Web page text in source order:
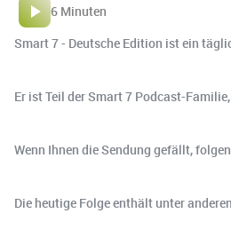
6 Minuten
Smart 7 - Deutsche Edition ist ein
Er ist Teil der Smart 7 Podcast-
Wenn Ihnen die Sendung gefällt,
Die heutige Folge enthält unter